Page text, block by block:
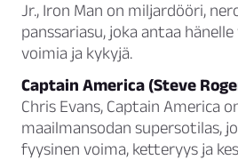
Jr., Iron Man on miljardööri,
panssariasu, joka antaa
voimia ja kykyjä.
Captain America (Steve
Chris Evans, Captain America
maailmansodan supersotilas,
fyysinen voima, ketteryys ja